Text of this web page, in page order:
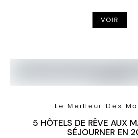
VOIR
Le Meilleur Des
5 HÔTELS DE RÊVE AUX
SÉJOURNER EN